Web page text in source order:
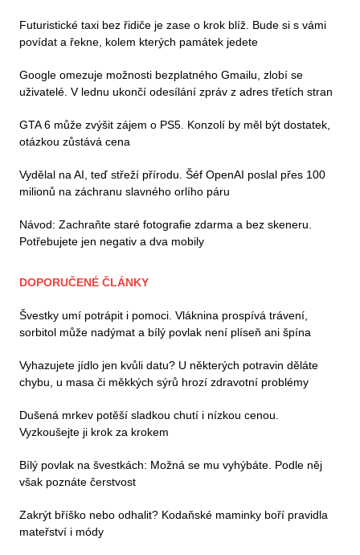
Futuristické taxi bez řidiče je zase o krok blíž. Bude si s vámi
povídat a řekne, kolem kterých památek jedete
Google omezuje možnosti bezplatného Gmailu, zlobí se
uživatelé. V lednu ukončí odesílání zpráv z adres třetích stran
GTA 6 může zvýšit zájem o PS5. Konzolí by měl být dostatek,
otázkou zůstává cena
Vydělal na AI, teď střeží přírodu. Šéf OpenAI poslal přes 100
milionů na záchranu slavného orlího páru
Návod: Zachraňte staré fotografie zdarma a bez skeneru.
Potřebujete jen negativ a dva mobily
DOPORUČENÉ ČLÁNKY
Švestky umí potrápit i pomoci. Vláknina prospívá trávení,
sorbitol může nadýmat a bílý povlak není plíseň ani špína
Vyhazujete jídlo jen kvůli datu? U některých potravin děláte
chybu, u masa či měkkých sýrů hrozí zdravotní problémy
Dušená mrkev potěší sladkou chutí i nízkou cenou.
Vyzkoušejte ji krok za krokem
Bílý povlak na švestkách: Možná se mu vyhýbáte. Podle něj
však poznáte čerstvost
Zakrýt bříško nebo odhalit? Kodaňské maminky boří pravidla
mateřství i módy